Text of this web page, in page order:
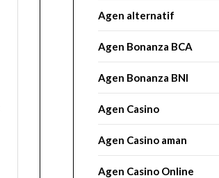
Agen alternatif
Agen Bonanza BCA
Agen Bonanza BNI
Agen Casino
Agen Casino aman
Agen Casino Online